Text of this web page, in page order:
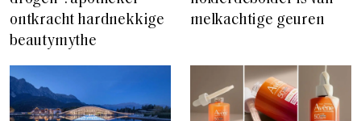
ontkracht hardnekkige
beautymythe
melkachtige geuren